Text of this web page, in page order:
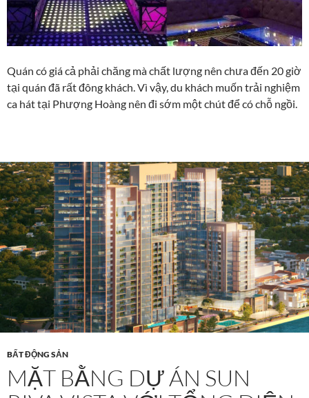
Quán có giá cả phải chăng mà chất lượng nên chưa đến 20 giờ
tại quán đã rất đông khách. Vì vậy, du khách muốn trải nghiệm
ca hát tại Phượng Hoàng nên đi sớm một chút để có chỗ ngồi.
BẤT ĐỘNG SẢN
MẶT BẰNG DỰ ÁN SUN